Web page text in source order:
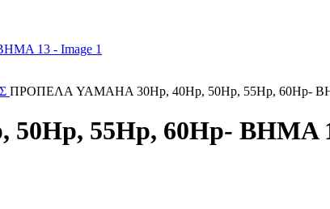
ΠΡΟΠΕΛΑ YAMAHA 30Hp, 40Hp, 50Hp, 55Hp, 60Hp-
55Hp, 60Hp- ΒΗΜΑ